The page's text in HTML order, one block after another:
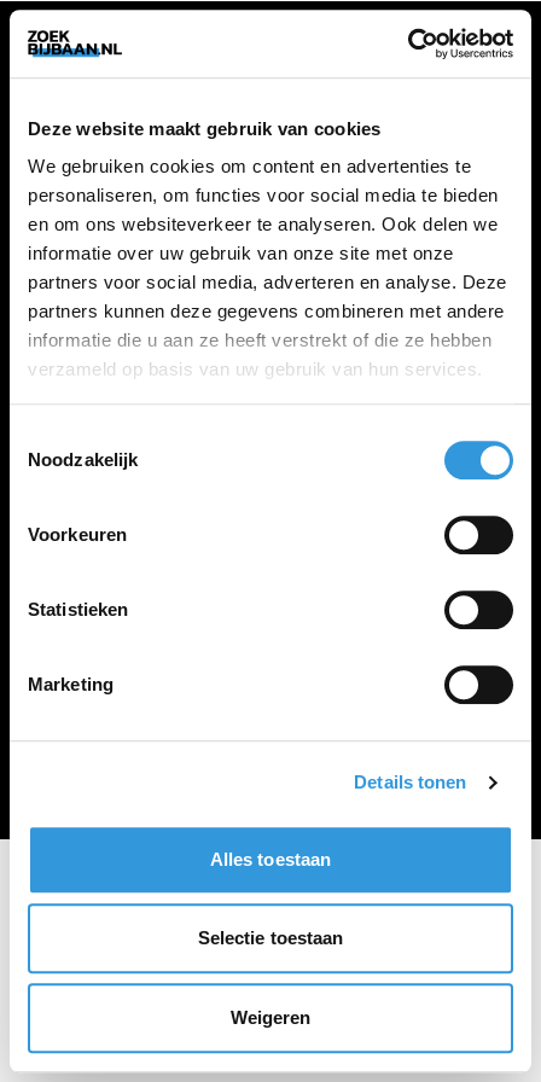
Deze website maakt gebruik van cookies
We gebruiken cookies om content en advertenties te
personaliseren, om functies voor social media te bieden
en om ons websiteverkeer te analyseren. Ook delen we
informatie over uw gebruik van onze site met onze
partners voor social media, adverteren en analyse. Deze
partners kunnen deze gegevens combineren met andere
informatie die u aan ze heeft verstrekt of die ze hebben
verzameld op basis van uw gebruik van hun services.
Noodzakelijk
Voorkeuren
Statistieken
Marketing
Details tonen
Alles toestaan
Selectie toestaan
Weigeren
ZOEKBIJBAAN
FAQ
Kennis maken met MELON
VACATURES
Alle vacatures